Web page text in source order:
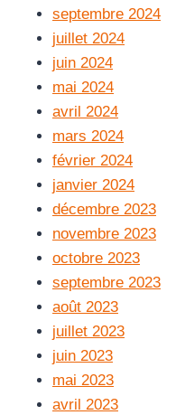
septembre 2024
juillet 2024
juin 2024
mai 2024
avril 2024
mars 2024
février 2024
janvier 2024
décembre 2023
novembre 2023
octobre 2023
septembre 2023
août 2023
juillet 2023
juin 2023
mai 2023
avril 2023